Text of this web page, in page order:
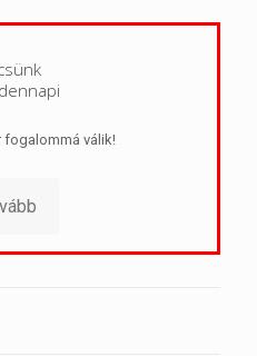
fogalommá válik!